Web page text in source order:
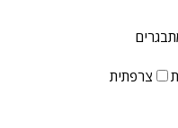
צרפתית